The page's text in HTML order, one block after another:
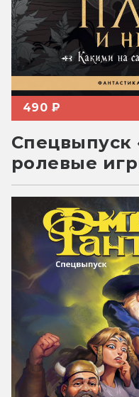
490 ₽
Спецвыпуск
ролевые